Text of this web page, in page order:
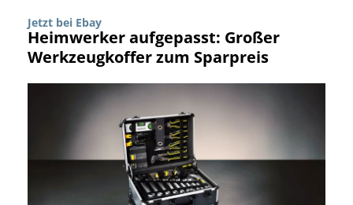
Jetzt bei Ebay
Heimwerker aufgepasst: Großer
Werkzeugkoffer zum Sparpreis